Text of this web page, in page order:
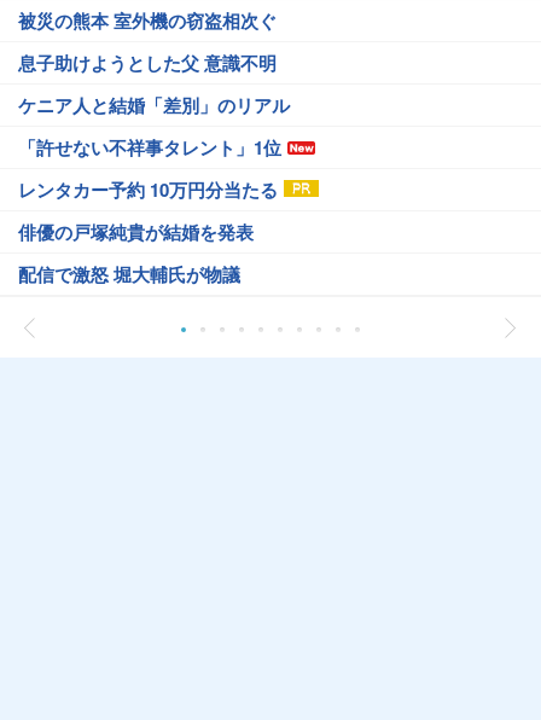
被災の熊本 室外機の窃盗相次ぐ
息子助けようとした父 意識不明
ケニア人と結婚「差別」のリアル
「許せない不祥事タレント」1位
レンタカー予約 10万円分当たる
俳優の戸塚純貴が結婚を発表
配信で激怒 堀大輔氏が物議